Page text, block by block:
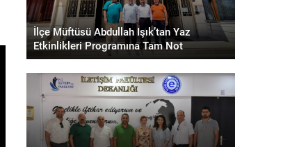
İlçe Müftüsü Abdullah Işık’tan Yaz
Etkinlikleri Programına Tam Not